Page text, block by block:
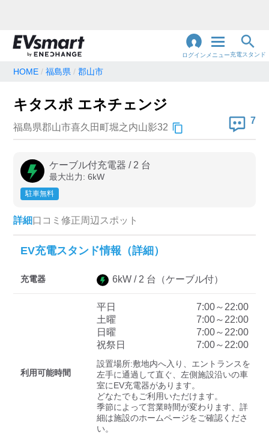
ログイン メニュー充電スタンド
地名・観光スポット・住所で検索
充電器の種類
急速充電器のみ表示
高速道路上のみ表示
認証システム
三菱ディーラーを表示
日産ディーラーを表示
示
中速-20kW-以上 急速-44kW-以上
HOME 福島県 郡山市
キタスポ エネチェンジ
福島県郡山市喜久田町堀之内山影32
7
ケーブル付充電器 / 2 台
最大出力: 6kW
駐車無料
詳細口コミ 修正周辺スポット
EV充電スタンド情報（詳細）
充電器 6kW / 2 台 （ケーブル付）
利用可能時間
平日
7:00～22:00
土曜
7:00～22:00
日曜
7:00～22:00
祝祭日
7:00～22:00
設置場所:敷地内へ入り、エントランスを
左手に通過して直ぐ、左側施設沿いの車
室にEV充電器があります。
どなたでもご利用いただけます。
季節によって営業時間が変わります、詳
細は施設のホームページをご確認くださ
い。